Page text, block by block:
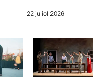
22 juliol 2026